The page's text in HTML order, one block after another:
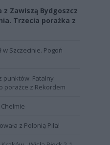
z Zawiszą Bydgoszcz
Trzecia porażka z
w Szczecinie. Pogoń
punktów. Fatalny
porażce z Rekordem
z Polonią Piła!